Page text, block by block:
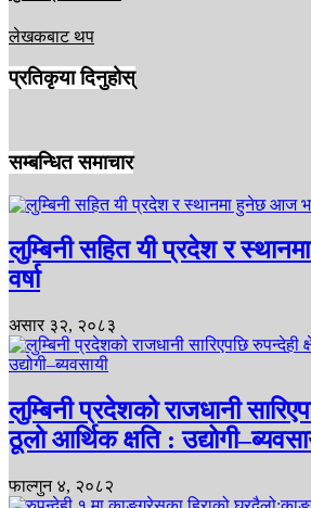
लेखकबाट थप
प्रतिकृया दिनुहोस्
सम्बन्धित समाचार
लुम्बिनी सहित यी प्रदेश र
वर्षा
असार ३२, २०८३
लुम्बिनी प्रदेशको राजधानी
ठूलो आर्थिक क्षति :
फाल्गुन ४, २०८२